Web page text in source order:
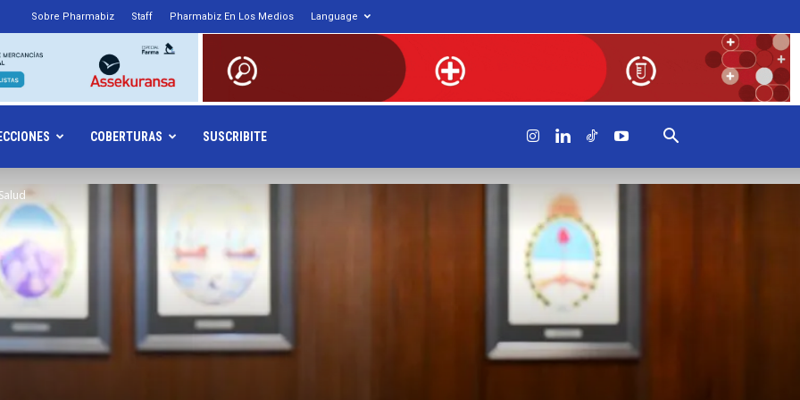
Sobre Pharmabiz Staff Pharmabiz En Los Medios Language
COBERTURAS SUSCRIBITE